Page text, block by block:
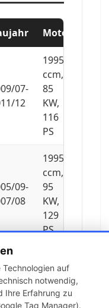
auf
notwendig,
Ihre Erfahrung zu
Tag Manager).
Motor
07-
12
1995
ccm,
85
KW,
116
PS
09-
08
1995
ccm,
95
KW,
129
PS
09-
10
ccm,
100
KW,